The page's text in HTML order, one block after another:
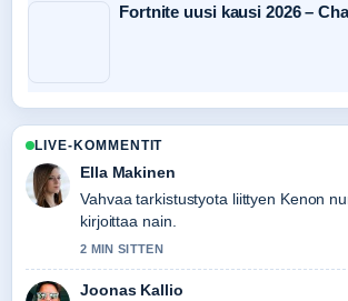
Fortnite uusi kausi 2026 –
LIVE-KOMMENTIT
Ella Makinen
Vahvaa tarkistustyota liittyen Kenon
kirjoittaa nain.
2 MIN SITTEN
Joonas Kallio